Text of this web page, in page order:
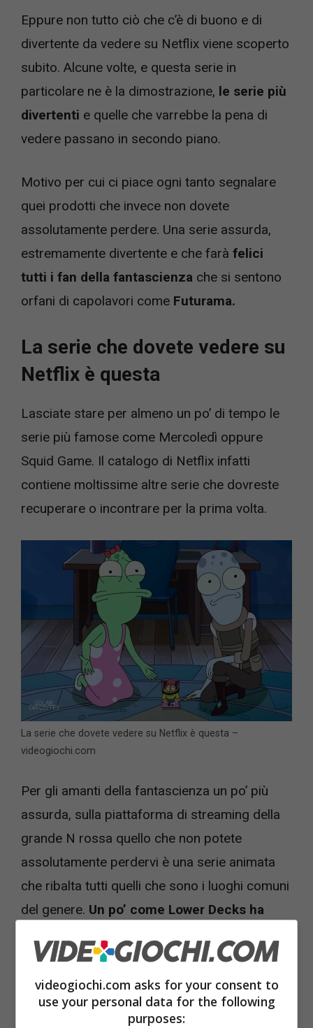
Eppure non tutto ciò che c’è di buono e di
divertente da vedere su Netflix viene scoperto
subito. Alcune volte, e questa serie in
particolare ne è la dimostrazione, le serie più
divertenti e quelle che varrebbe la pena di
vedere passano in secondo piano.
Motivo per cui ci piace ogni tanto segnalare
quei prodotti che invece non dovete
assolutamente perdere. Una serie assurda,
estremamente divertente e che farà felici
tutti i fan della fantascienza che si sentono
orfani di capolavori come Futurama.
La serie che dovete vedere su
Netflix è questa
Lasciate stare per almeno un po’ di tempo le
serie più famose come Mercoledì oppure
Squid Game. Il catalogo di Netflix infatti
contiene moltissime altre serie che dovreste
recuperare o incontrare per la prima volta.
La serie che dovete vedere su Netflix è questa –
videogiochi.com
Per gli amanti della fantascienza un po’ più
assurda, sulla piattaforma di streaming della
grande N rossa quello che non potete
assolutamente perdervi è una serie animata
che ribalta tutti quelli che sono i luoghi comuni
del genere. Un po’ come Lower Decks ha
La serie si chiama Solar Opposites,
ne sono
disponibili sei stagioni, quindi avete a
disposizione un bel po’ di episodi da vedere, e
videogiochi.com asks for your consent to
use your personal data for the following
purposes: